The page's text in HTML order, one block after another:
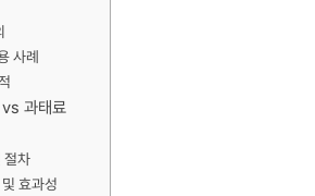
사례
vs 과태료
절차
효과성